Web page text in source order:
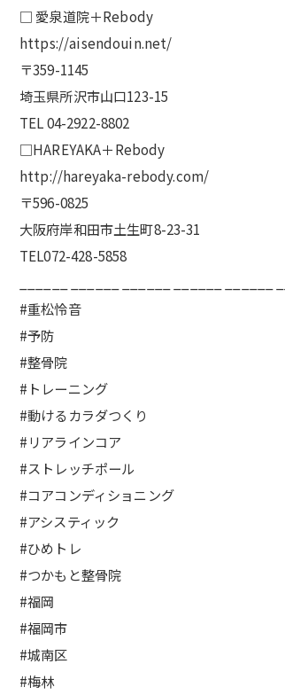
□ 愛泉道院＋Rebody
https://aisendouin.net/
〒359-1145
埼玉県所沢市山口123-15
TEL 04-2922-8802
□HAREYAKA＋Rebody
http://hareyaka-rebody.com/
〒596-0825
大阪府岸和田市土生町8-23-31
TEL072-428-5858
#重松怜音
#予防
#整骨院
#トレーニング
#動けるカラダつくり
#リアラインコア
#ストレッチポール
#コアコンディショニング
#アシスティック
#ひめトレ
#つかもと整骨院
#福岡
#福岡市
#城南区
#梅林